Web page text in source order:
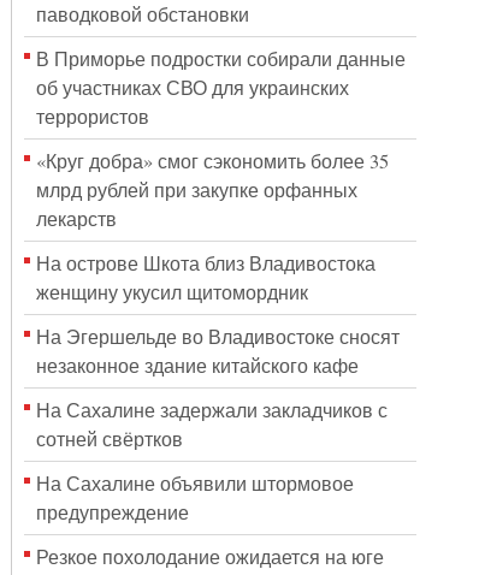
паводковой обстановки
В Приморье подростки собирали данные
об участниках СВО для украинских
террористов
«Круг добра» смог сэкономить более 35
млрд рублей при закупке орфанных
лекарств
На острове Шкота близ Владивостока
женщину укусил щитомордник
На Эгершельде во Владивостоке сносят
незаконное здание китайского кафе
На Сахалине задержали закладчиков с
сотней свёртков
На Сахалине объявили штормовое
предупреждение
Резкое похолодание ожидается на юге